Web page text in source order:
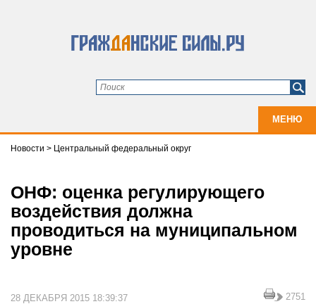
МЕНЮ
Новости > Центральный федеральный округ
ОНФ: оценка регулирующего
воздействия должна
проводиться на муниципальном
уровне
28 ДЕКАБРЯ 2015 18:39:37 2751